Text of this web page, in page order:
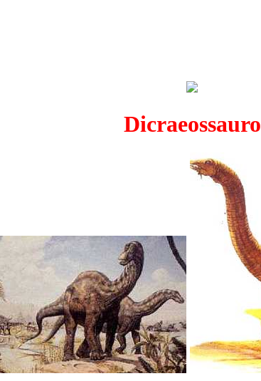
Dicraeossauro